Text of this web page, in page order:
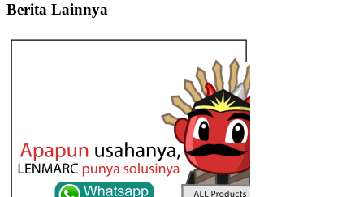
Berita Lainnya